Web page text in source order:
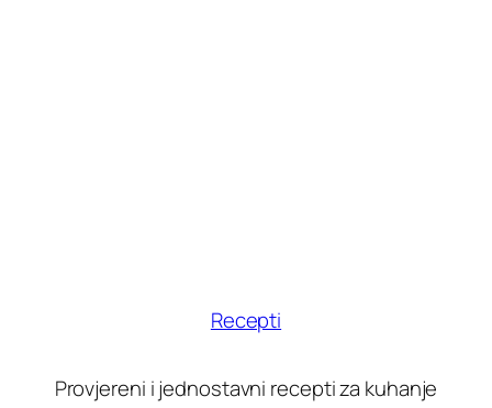
Recepti
Provjereni i jednostavni recepti za kuhanje